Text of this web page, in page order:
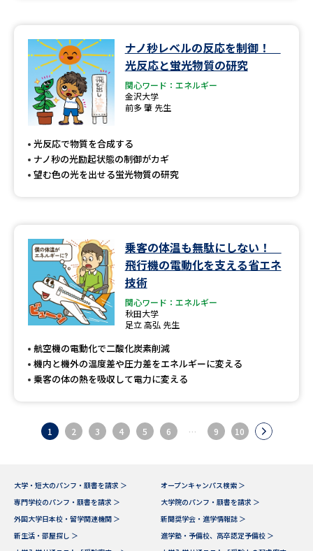
ナノ秒レベルの反応を制御！
光反応と蛍光物質の研究
関心ワード：エネルギー
金沢大学
前多 肇 先生
光反応で物質を合成する
ナノ秒の光励起状態の制御がカギ
望む色の光を出せる蛍光物質の研究
乗客の体温も無駄にしない！
飛行機の電動化を支える省エネ
技術
関心ワード：エネルギー
秋田大学
足立 高弘 先生
航空機の電動化で二酸化炭素削減
機内と機外の温度差や圧力差をエネルギーに変える
乗客の体の熱を吸収して電力に変える
1 2 3 4 5 6 … 9 10
大学・短大のパンフ・願書を請求 ＞
オープンキャンパス検索 ＞
専門学校のパンフ・願書を請求 ＞
大学院のパンフ・願書を請求 ＞
外国大学日本校・留学関連機関 ＞
新聞奨学会・進学情報誌 ＞
新生活・部屋探し ＞
進学塾・予備校、高卒認定予備校 ＞